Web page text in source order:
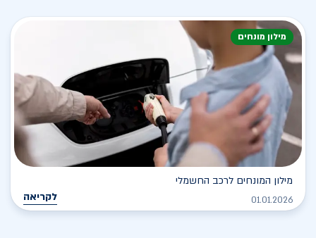
מילון מונחים
מילון המונחים לרכב החשמלי
01.01.2026 לקריאה